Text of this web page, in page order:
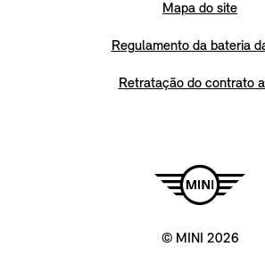
Mapa do site
Regulamento da bateria
Retratação do contrato
© MINI 2026